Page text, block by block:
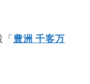
豊洲 千客万